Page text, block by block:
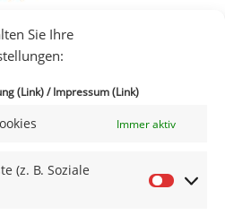
Sie Ihre
(Link)/Impressum (Link)
Immer aktiv
(z. B. Soziale